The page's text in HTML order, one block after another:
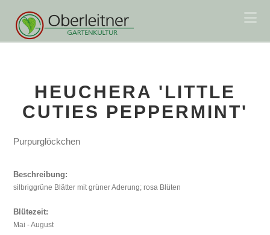
HEUCHERA 'LITTLE
CUTIES PEPPERMINT'
Purpurglöckchen
Beschreibung:
silbriggrüne Blätter mit grüner Aderung; rosa Blüten
Blütezeit:
Mai - August